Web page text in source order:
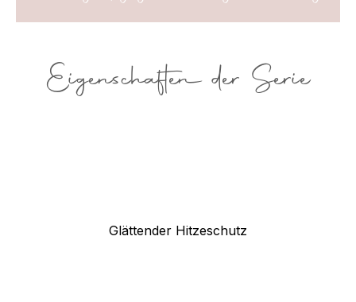
Eigenschaften der Serie
Glättender Hitzeschutz